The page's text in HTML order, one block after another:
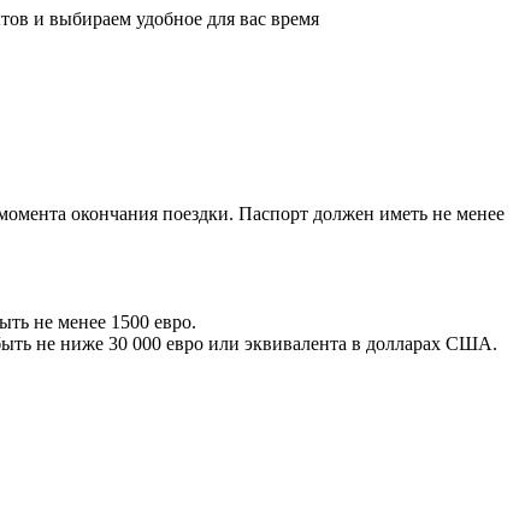
и выбираем удобное для вас время
окончания поездки. Паспорт должен иметь не менее
не менее 1500 евро.
не ниже 30 000 евро или эквивалента в долларах США.